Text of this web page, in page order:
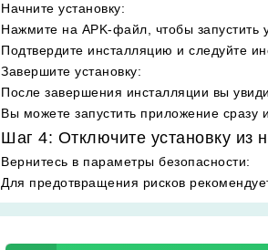
Начните установку:
Нажмите на APK-файл, чтобы запустить
Подтвердите инсталляцию и следуйте
Завершите установку:
После завершения инсталляции вы
Вы можете запустить приложение
Шаг 4: Отключите установку из
Вернитесь в параметры безопасности:
Для предотвращения рисков